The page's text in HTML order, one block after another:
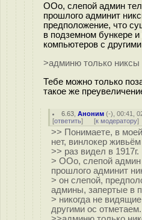
ООо, слепой админ
прошлого админит
предположение, что
в подземном бункере
компьютеров с
>админю только никсы
Тебе можно только
такое же
6.63 ,Аноним (-), 00:41,
[ответить] [к модератору]
>> Понимаете, в
нет, винлокер
>> раз видел в 1917г.
> ООо, слепой админ
прошлого админит
> он слепой,
админы, запертые в
> никогда не
другими ос отметаем.